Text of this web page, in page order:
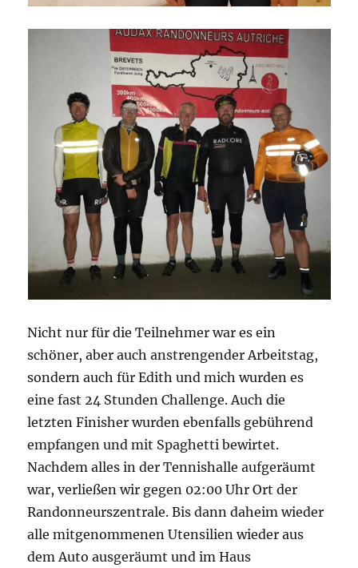
Nicht nur für die Teilnehmer war es ein
schöner, aber auch anstrengender Arbeitstag,
sondern auch für Edith und mich wurden es
eine fast 24 Stunden Challenge. Auch die
letzten Finisher wurden ebenfalls gebührend
empfangen und mit Spaghetti bewirtet.
Nachdem alles in der Tennishalle aufgeräumt
war, verließen wir gegen 02:00 Uhr Ort der
Randonneurszentrale. Bis dann daheim wieder
alle mitgenommenen Utensilien wieder aus
dem Auto ausgeräumt und im Haus